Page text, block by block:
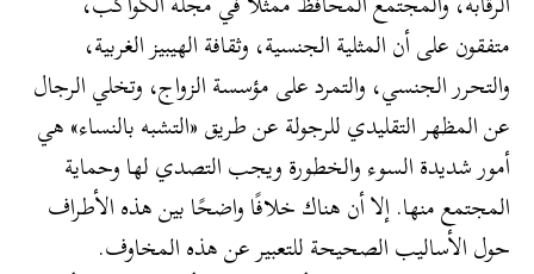
متفقون على أن المثلية الجنسية، وثقافة الهيبيز الغربية،
والتحرر الجنسي، والتمرد على مؤسسة الزواج، وتخلي الرجال
عن المظهر التقليدي للرجولة عن طريق «التشبه بالنساء» هي
أمور شديدة السوء والخطورة ويجب التصدي لها وحماية
المجتمع منها. إلا أن هناك خلافًا واضحًا بين هذه الأطراف
حول الأساليب الصحيحة للتعبير عن هذه المخاوف.